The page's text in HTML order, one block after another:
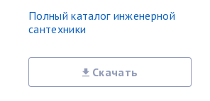
Полный каталог инженерной
сантехники
Скачать